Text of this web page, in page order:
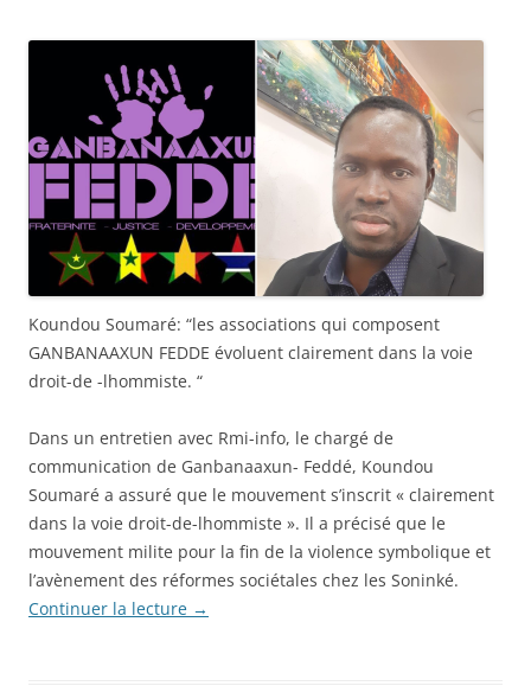
Koundou Soumaré: “les associations qui composent
GANBANAAXUN FEDDE évoluent clairement dans la voie
droit-de -lhommiste. “
Dans un entretien avec Rmi-info, le chargé de
communication de Ganbanaaxun- Feddé, Koundou
Soumaré a assuré que le mouvement s’inscrit « clairement
dans la voie droit-de-lhommiste ». Il a précisé que le
mouvement milite pour la fin de la violence symbolique et
l’avènement des réformes sociétales chez les Soninké.
Continuer la lecture →